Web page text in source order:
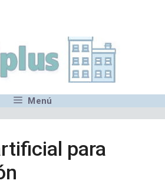
Menú
para